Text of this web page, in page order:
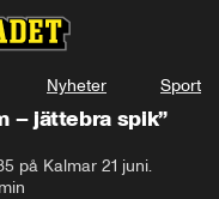
Nyheter Sport
– jättebra spik”
på Kalmar 21 juni.